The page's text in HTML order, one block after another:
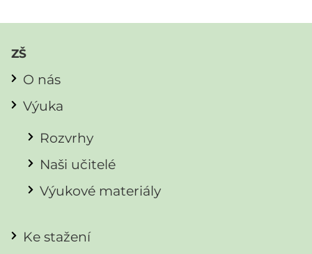
ZŠ
O nás
Výuka
Rozvrhy
Naši učitelé
Výukové materiály
Ke stažení